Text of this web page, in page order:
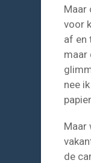
Maar
voor
af en
maar
nee
Maar
de